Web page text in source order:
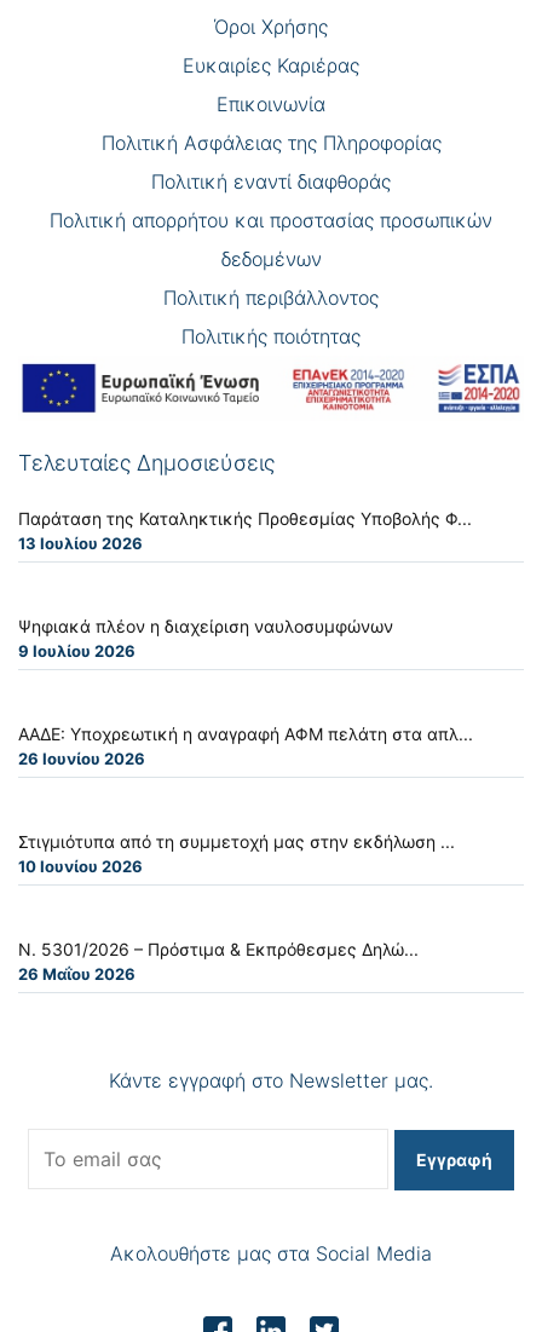
Όροι Χρήσης
Eυκαιρίες Καριέρας
Επικοινωνία
Πολιτική Ασφάλειας της Πληροφορίας
Πολιτική εναντί διαφθοράς
Πολιτική απορρήτου και προστασίας προσωπικών
δεδομένων
Πολιτική περιβάλλοντος
Πολιτικής ποιότητας
Τελευταίες Δημοσιεύσεις
Παράταση της Καταληκτικής Προθεσμίας Υποβολής Φ...
13 Ιουλίου 2026
Ψηφιακά πλέον η διαχείριση ναυλοσυμφώνων
9 Ιουλίου 2026
ΑΑΔΕ: Υποχρεωτική η αναγραφή ΑΦΜ πελάτη στα απλ...
26 Ιουνίου 2026
Στιγμιότυπα από τη συμμετοχή μας στην εκδήλωση ...
10 Ιουνίου 2026
Ν. 5301/2026 – Πρόστιμα & Εκπρόθεσμες Δηλώ...
26 Μαΐου 2026
Κάντε εγγραφή στο Newsletter μας.
Εγγραφή
Ακολουθήστε μας στα Social Media